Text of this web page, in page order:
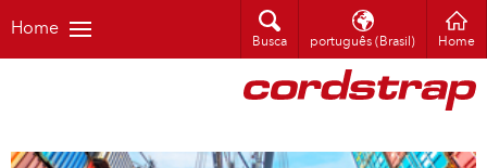
Home
Busca português (Brasil) Home